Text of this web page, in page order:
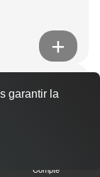
boursin,
Compte
garantir la